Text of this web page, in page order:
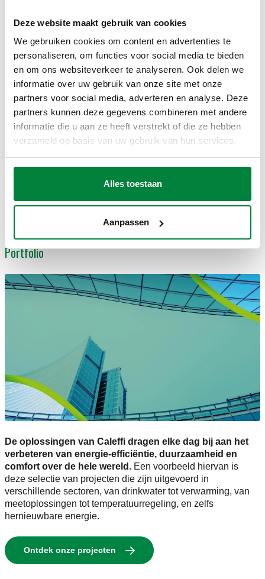
Deze website maakt gebruik van cookies
We gebruiken cookies om content en advertenties te
personaliseren, om functies voor social media te bieden
en om ons websiteverkeer te analyseren. Ook delen we
informatie over uw gebruik van onze site met onze
partners voor social media, adverteren en analyse. Deze
partners kunnen deze gegevens combineren met andere
informatie die u aan ze heeft verstrekt of die ze hebben
verzameld op basis van uw gebruik van hun services.
Alles toestaan
Aanpassen
aspect voor ons, en we waarborgen dit door de kwaliteit en
duurzaamheid van onze producten te certificeren.
Portfolio
De oplossingen van Caleffi dragen elke dag bij aan het
verbeteren van energie-efficiëntie, duurzaamheid en
comfort over de hele wereld. Een voorbeeld hiervan is
deze selectie van projecten die zijn uitgevoerd in
verschillende sectoren, van drinkwater tot verwarming, van
meetoplossingen tot temperatuurregeling, en zelfs
hernieuwbare energie.
Ontdek onze projecten